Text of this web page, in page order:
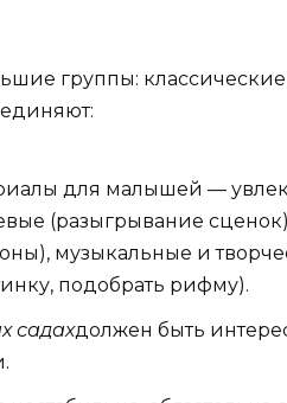
группы:
для малышей —
(разыгрывание
музыкальные и
подобрать рифму).
садахдолжен быть